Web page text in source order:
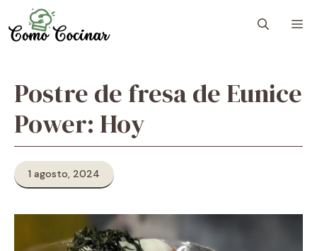
to
content
Postre de fresa de Eunice
Power: Hoy
1 agosto, 2024